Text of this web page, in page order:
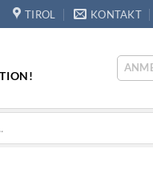
TIROL KONTAKT